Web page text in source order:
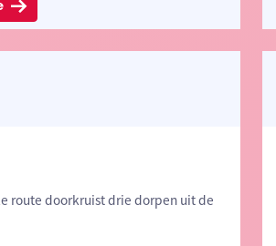
route doorkruist drie dorpen uit de